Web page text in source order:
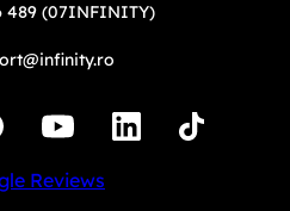
489 (07INFINITY)